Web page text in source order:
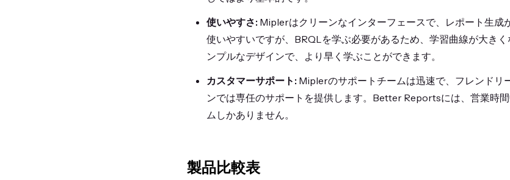
使いやすさ: Miplerはクリーンなインターフェースで、レポート生
使いやすいですが、BRQLを学ぶ必要があるため、学習曲線が大き
ンプルなデザインで、より早く学ぶことができます。
カスタマーサポート: Miplerのサポートチームは迅速で、フレンドリ
ンでは専任のサポートを提供します。Better Reportsには、営業時
ムしかありません。
製品比較表